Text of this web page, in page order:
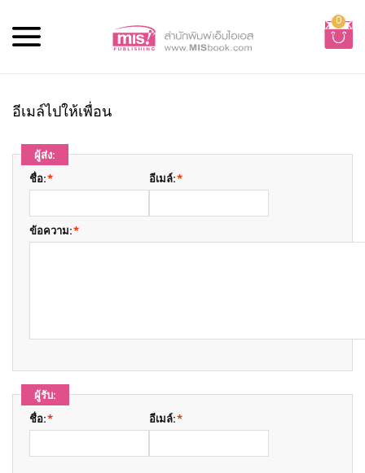
0
อีเมล์ไปให้เพื่อน
ผู้ส่ง:
*
ชื่อ: *
อีเมล์:
*
ข้อความ:
ผู้รับ:
*
ชื่อ: *
อีเมล์: